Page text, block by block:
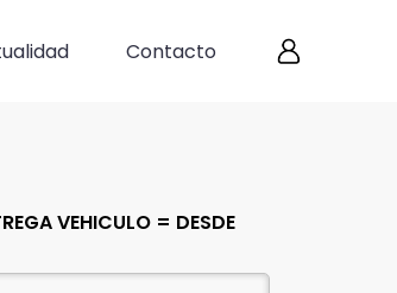
Contacto
VEHICULO = DESDE